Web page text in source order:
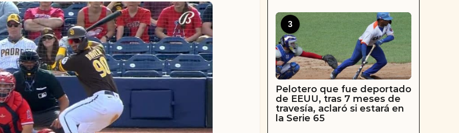
3
Pelotero que fue deportado
de EEUU, tras 7 meses de
travesía, aclaró si estará en
la Serie 65